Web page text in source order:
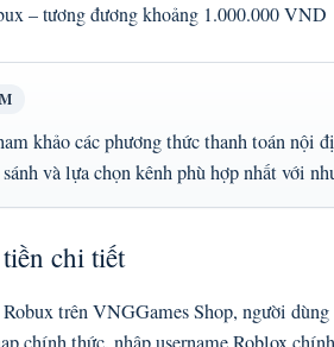
– tương đương khoảng 1.000.000 VND
khảo các phương thức thanh toán nội
và lựa chọn kênh phù hợp nhất với
chi tiết
trên VNGGames Shop, người